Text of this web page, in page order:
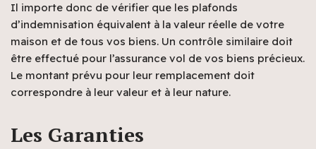
Il importe donc de vérifier que les plafonds
d’indemnisation équivalent à la valeur réelle de votre
maison et de tous vos biens. Un contrôle similaire doit
être effectué pour l’assurance vol de vos biens précieux.
Le montant prévu pour leur remplacement doit
correspondre à leur valeur et à leur nature.
Les Garanties